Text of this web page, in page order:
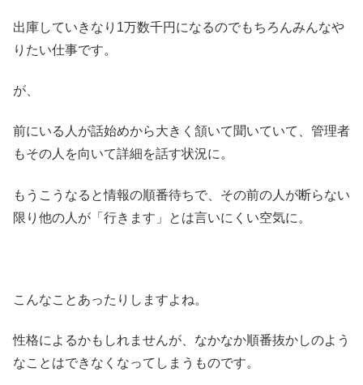
出庫していきなり1万数千円になるのでもちろんみんなや
りたい仕事です。
が、
前にいる人が話始めから大きく頷いて聞いていて、管理者
もその人を向いて詳細を話す状況に。
もうこうなると情報の順番待ちで、その前の人が断らない
限り他の人が「行きます」とは言いにくい空気に。
こんなことあったりしますよね。
性格によるかもしれませんが、なかなか順番抜かしのよう
なことはできなくなってしまうものです。